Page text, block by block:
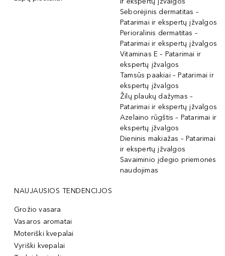
Seborėjinis dermatitas –
Patarimai ir ekspertų įžvalgos
Perioralinis dermatitas –
Patarimai ir ekspertų įžvalgos
Vitaminas E – Patarimai ir
ekspertų įžvalgos
Tamsūs paakiai – Patarimai ir
ekspertų įžvalgos
Žilų plaukų dažymas –
Patarimai ir ekspertų įžvalgos
Azelaino rūgštis – Patarimai ir
ekspertų įžvalgos
Dieninis makiažas – Patarimai
ir ekspertų įžvalgos
Savaiminio įdegio priemonės
naudojimas
NAUJAUSIOS TENDENCIJOS
Grožio vasara
Vasaros aromatai
Moteriški kvepalai
Vyriški kvepalai